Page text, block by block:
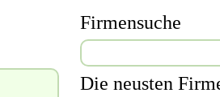
Firmensuche
Suchen
nach:
Die neusten